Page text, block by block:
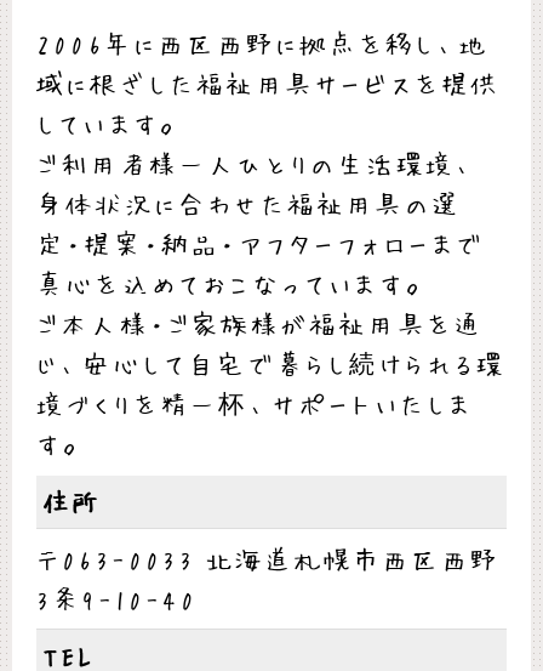
2006年に西区西野に拠点を移し、地
域に根ざした福祉用具サービスを提供
しています。
ご利用者様一人ひとりの生活環境、
身体状況に合わせた福祉用具の選
定・提案・納品・アフターフォローまで
真心を込めておこなっています。
ご本人様・ご家族様が福祉用具を通
じ、安心して自宅で暮らし続けられる環
境づくりを精一杯、サポートいたしま
す。
住所
〒063-0033 北海道札幌市西区西野
3条9-10-40
TEL